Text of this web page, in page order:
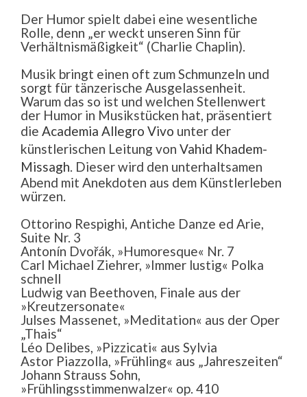
Der Humor spielt dabei eine wesentliche
Rolle, denn „er weckt unseren Sinn für
Verhältnismäßigkeit“ (Charlie Chaplin).
Musik bringt einen oft zum Schmunzeln und
sorgt für tänzerische Ausgelassenheit.
Warum das so ist und welchen Stellenwert
der Humor in Musikstücken hat, präsentiert
die Academia Allegro Vivo unter der
künstlerischen Leitung von Vahid Khadem-
Missagh. Dieser wird den unterhaltsamen
Abend mit Anekdoten aus dem Künstlerleben
würzen.
Ottorino Respighi, Antiche Danze ed Arie,
Suite Nr. 3
Antonín Dvořák, »Humoresque« Nr. 7
Carl Michael Ziehrer, »Immer lustig« Polka
schnell
Ludwig van Beethoven, Finale aus der
»Kreutzersonate«
Julses Massenet, »Meditation« aus der Oper
„Thais“
Léo Delibes, »Pizzicati« aus Sylvia
Astor Piazzolla, »Frühling« aus „Jahreszeiten“
Johann Strauss Sohn,
»Frühlingsstimmenwalzer« op. 410